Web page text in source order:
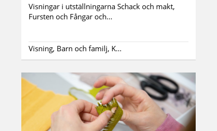
Visningar i utställningarna Schack och makt,
Fursten och Fångar och...
Visning, Barn och familj, K...